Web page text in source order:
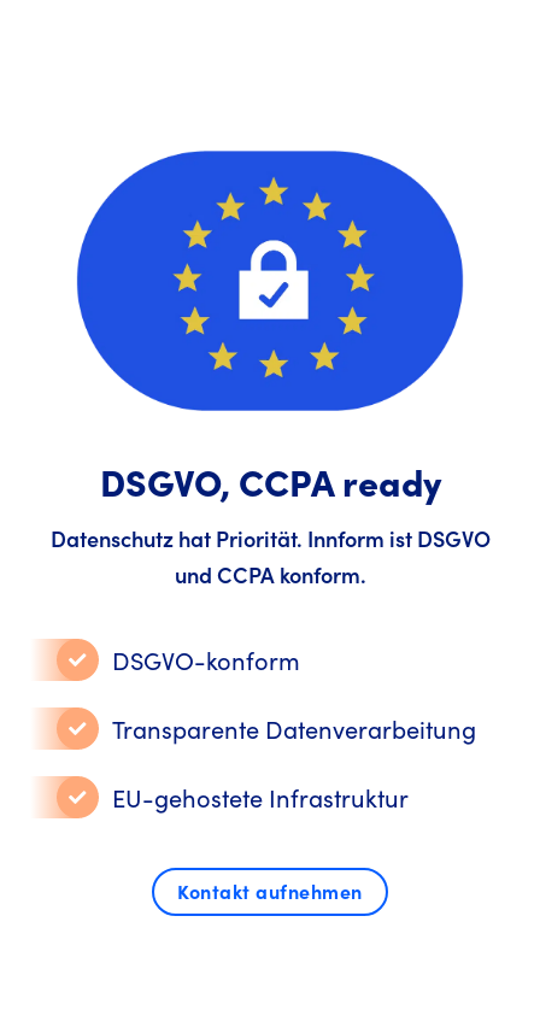
DSGVO, CCPA ready
Datenschutz hat Priorität. Innform ist DSGVO
und CCPA konform.
DSGVO-konform
Transparente Datenverarbeitung
EU-gehostete Infrastruktur
Kontakt aufnehmen